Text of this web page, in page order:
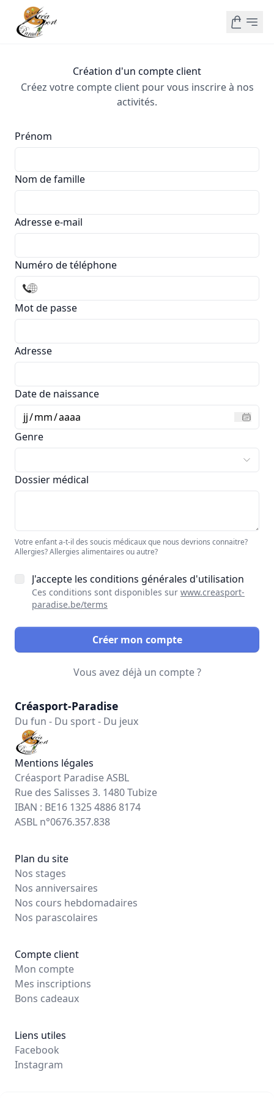
Création d'un compte client
Créez votre compte client pour vous inscrire à nos
activités.
Prénom
Nom de famille
Adresse e-mail
Numéro de téléphone
Mot de passe
Adresse
Date de naissance
jj/mm/aaaa
Genre
Dossier médical
Votre enfant a-t-il des soucis médicaux que nous devrions connaitre?
Allergies? Allergies alimentaires ou autre?
J'accepte les conditions générales d'utilisation
Ces conditions sont disponibles sur www.creasport-
paradise.be/terms
Créer mon compte
Vous avez déjà un compte ?
Créasport-Paradise
Du fun - Du sport - Du jeux
Mentions légales
Créasport Paradise ASBL
Rue des Salisses 3. 1480 Tubize
IBAN : BE16 1325 4886 8174
ASBL n°0676.357.838
Plan du site
Nos stages
Nos anniversaires
Nos cours hebdomadaires
Nos parascolaires
Compte client
Mon compte
Mes inscriptions
Bons cadeaux
Liens utiles
Facebook
Instagram